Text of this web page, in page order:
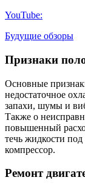
YouTube:
Будущие обзоры
Признаки
Основные
недостаточное
запахи, шумы и
Также о
повышенный
течь жидкости
компрессор.
Ремонт